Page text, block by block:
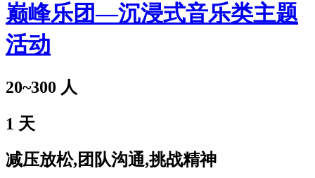
巅峰乐团—沉浸式音乐类主题
活动
20~300 人
1 天
减压放松,团队沟通,挑战精神